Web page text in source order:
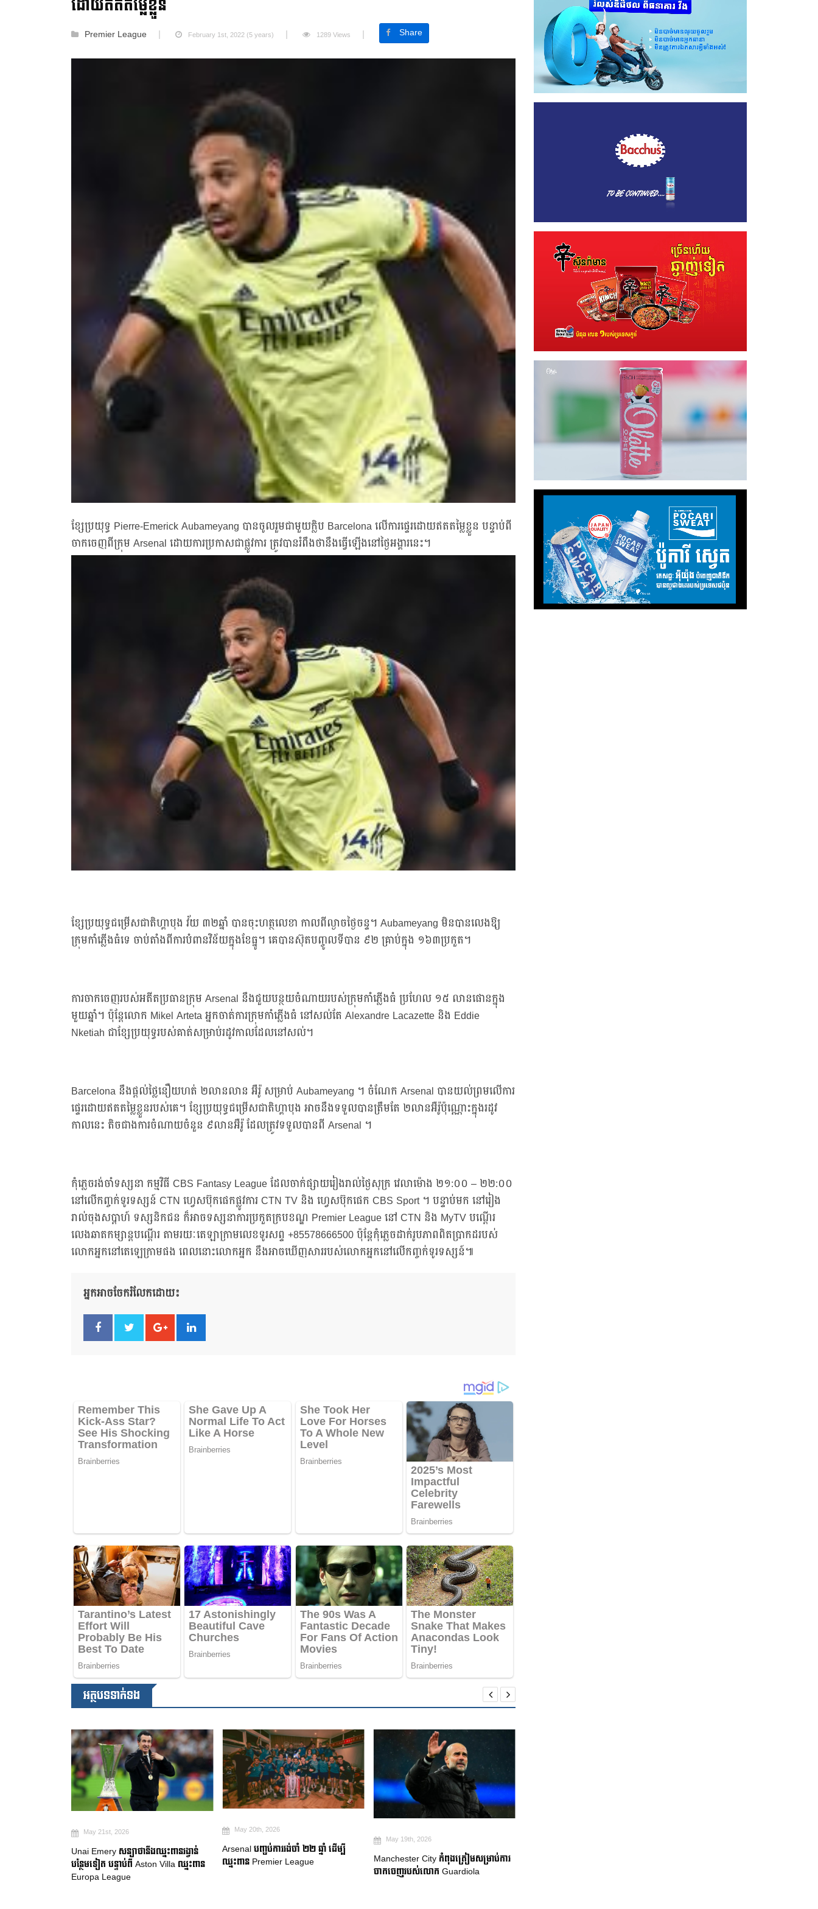
ដោយឥតតម្លៃខ្លួន
Premier League February 1st, 2022 (5 years) 1289 Views Share
ខ្សែប្រយុទ្ធ Pierre-Emerick Aubameyang បានចូលរួមជាមួយក្លិប Barcelona លើការផ្ទេរដោយឥតតម្លៃខ្លួន បន្ទាប់ពី
ចាកចេញពីក្រុម Arsenal ដោយការប្រកាសជាផ្លូវការ ត្រូវបានរំពឹងថានឹងធ្វើឡើងនៅថ្ងៃអង្គារនេះ។
ខ្សែប្រយុទ្ធជម្រើសជាតិហ្គាបុង វ័យ ៣២ឆ្នាំ បានចុះហត្ថលេខា កាលពីល្ងាចថ្ងៃចន្ទ។ Aubameyang មិនបានលេងឱ្យ
ក្រុមកាំភ្លើងធំទេ ចាប់តាំងពីការបំពានវិន័យក្នុងខែធ្នូ។ គេបានស៊ុតបញ្ចូលទីបាន ៩២ គ្រាប់ក្នុង ១៦៣ប្រកួត។
ការចាកចេញរបស់អតីតប្រធានក្រុម Arsenal នឹងជួយបន្ថយចំណាយរបស់ក្រុមកាំភ្លើងធំ ប្រហែល ១៥ លានផោនក្នុង
មួយឆ្នាំ។ ប៉ុន្តែលោក Mikel Arteta អ្នកចាត់ការក្រុមកាំភ្លើងធំ នៅសល់តែ Alexandre Lacazette និង Eddie
Nketiah ជាខ្សែប្រយុទ្ធរបស់គាត់សម្រាប់រដូវកាលដែលនៅសល់។
Barcelona នឹងផ្ដល់ថ្លៃនឿយហត់ ២លានលាន អឺរ៉ូ សម្រាប់ Aubameyang ។ ចំណែក Arsenal បានយល់ព្រមលើការ
ផ្ទេរដោយឥតតម្លៃខ្លួនរបស់គេ។ ខ្សែប្រយុទ្ធជម្រើសជាតិហ្គាបុង អាចនឹងទទួលបានត្រឹមតែ ២លានអឺរ៉ូប៉ុណ្ណោះក្នុងរដូវ
កាលនេះ តិចជាងការចំណាយចំនួន ៩លានអឺរ៉ូ ដែលត្រូវទទួលបានពី Arsenal ។
កុំភ្លេចរង់ចាំទស្សនា កម្មវិធី CBS Fantasy League ដែលចាក់ផ្សាយរៀងរាល់ថ្ងៃសុក្រ វេលាម៉ោង ២១:០០ – ២២:០០
នៅលើកញ្ចក់ទូរទស្សន៍ CTN ហ្វេសប៊ុកផេកផ្លូវការ CTN TV និង ហ្វេសប៊ុកផេក CBS Sport ។ បន្ទាប់មក នៅរៀង
រាល់ចុងសប្ដាហ៍ ទស្សនិកជន ក៏អាចទស្សនាការប្រកួតក្របខណ្ឌ Premier League នៅ CTN និង MyTV បណ្ដើរ
លេងឆាតកម្សាន្តបណ្តើរ តាមរយៈតេឡាក្រាមលេខទូរសព្ទ +85578666500 ប៉ុន្តែកុំភ្លេចដាក់រូបភាពពិតប្រាកដរបស់
លោកអ្នកនៅតេឡេក្រាមផង ពេលនោះលោកអ្នក នឹងអាចឃើញសាររបស់លោកអ្នកនៅលើកញ្ចក់ទូរទស្សន៍៕
អ្នកអាចចែករំលែកដោយ៖
អត្ថបទទាក់ទង
May 21st, 2026
Unai Emery សន្យាថានឹងឈ្នះពានរង្វាន់
បន្ថែមទៀត បន្ទាប់ពី Aston Villa ឈ្នះពាន
Europa League
May 20th, 2026
Arsenal បញ្ចប់ការរង់ចាំ ២២ ឆ្នាំ ដើម្បី
ឈ្នះពាន Premier League
May 19th, 2026
Manchester City កំពុងត្រៀមសម្រាប់ការ
ចាកចេញរបស់លោក Guardiola